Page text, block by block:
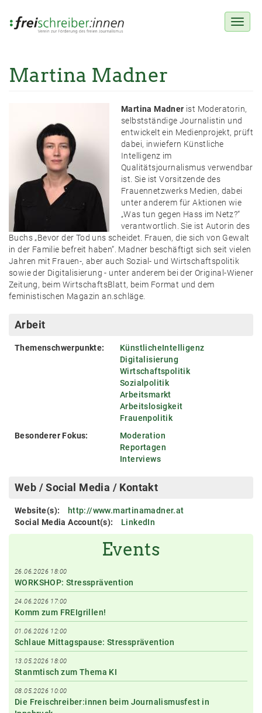
Direkt
zum
Toggle
Martina Madner
Martina Madner ist Moderatorin,
selbstständige Journalistin und
entwickelt ein Medienprojekt, prüft
dabei, inwiefern Künstliche
Intelligenz im
Qualitätsjournalismus verwendbar
ist. Sie ist Vorsitzende des
Frauennetzwerks Medien, dabei
unter anderem für Aktionen wie
„Was tun gegen Hass im Netz?“
verantwortlich. Sie ist Autorin des
Buchs „Bevor der Tod uns scheidet. Frauen, die sich von Gewalt
in der Familie befreit haben“. Madner beschäftigt sich seit vielen
Jahren mit Frauen-, aber auch Sozial- und Wirtschaftspolitik
sowie der Digitalisierung - unter anderem bei der Original-Wiener
Zeitung, beim WirtschaftsBlatt, beim Format und dem
feministischen Magazin an.schläge.
Arbeit
Themenschwerpunkte:
KünstlicheIntelligenz
Digitalisierung
Wirtschaftspolitik
Sozialpolitik
Arbeitsmarkt
Arbeitslosigkeit
Frauenpolitik
Besonderer Fokus:
Moderation
Reportagen
Interviews
Web / Social Media / Kontakt
Website(s):
http://www.martinamadner.at
Social Media Account(s):
LinkedIn
Events
26.06.2026 18:00
WORKSHOP: Stressprävention
24.06.2026 17:00
Komm zum FREIgrillen!
01.06.2026 12:00
Schlaue Mittagspause: Stressprävention
13.05.2026 18:00
Stanmtisch zum Thema KI
08.05.2026 10:00
Die Freischreiber:innen beim Journalismusfest in